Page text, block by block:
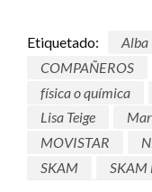
Etiquetado: Alba
COMPAÑEROS
física o química
Lisa Teige
MOVISTAR
SKAM
SKAM